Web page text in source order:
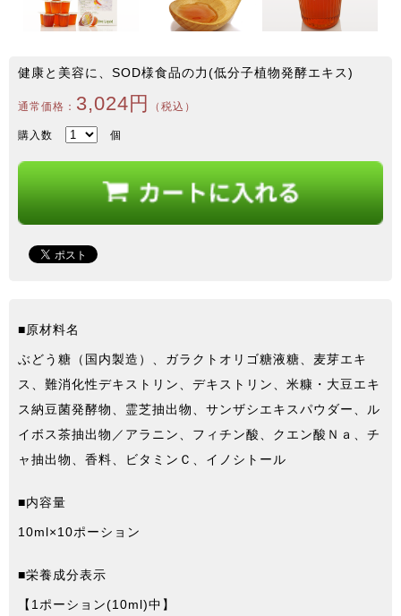
健康と美容に、SOD様食品の力(低分子植物発酵エキス)
通常価格： 3,024円 （税込）
購入数 個
■原材料名
ぶどう糖（国内製造）、ガラクトオリゴ糖液糖、麦芽エキ
ス、難消化性デキストリン、デキストリン、米糠・大豆エキ
ス納豆菌発酵物、霊芝抽出物、サンザシエキスパウダー、ル
イボス茶抽出物／アラニン、フィチン酸、クエン酸Ｎａ、チ
ャ抽出物、香料、ビタミンＣ、イノシトール
■内容量
10ml×10ポーション
■栄養成分表示
【1ポーション(10ml)中】